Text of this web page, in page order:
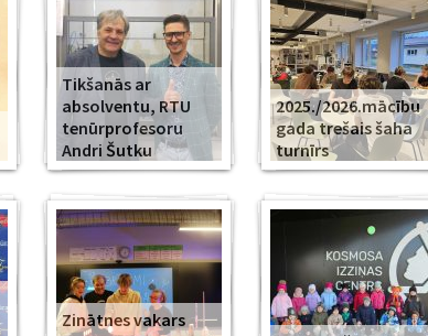
Tikšanās ar
absolventu, RTU
tenūrprofesoru
Andri Šutku
2025./2026.mācību
gada trešais šaha
turnīrs
Zinātnes vakars